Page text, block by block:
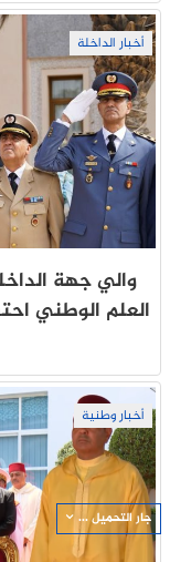
أخبار الداخلة
والي جهة
العلم الوطني احتفاءً
أخبار وطنية
جار التحميل ...